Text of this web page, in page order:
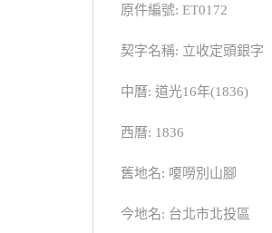
原件編號: ET0172
契字名稱: 立收定頭銀字
中曆: 道光16年(1836)
西曆: 1836
舊地名: 嗄嘮別山腳
今地名: 台北市北投區